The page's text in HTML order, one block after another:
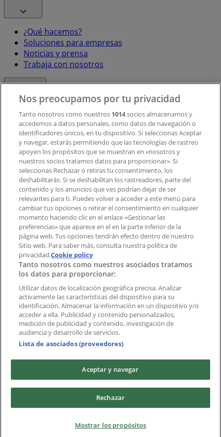
¿Qué hacemos?
Soluciones para empresas
Noticias y prensa
Trabaja con nosotros
Contacto comercial y de marketing
Tienda mal colocada en el mapa
Notificar un folleto
¿Encontraste un problema en la web o en la
aplicación?
Índices
Marcas
Marcas locales
Negocios
Negocios cercanos
Productos
Productos locales
Ciudades
Descargar la APP Tiendeo
Copyright © Tiendeo ® 2026 · Shopfully Marketing S.L.U. –
Términos y condicionesPolítica de privacidad
Nos preocupamos por tu privacidad
Tanto nosotros como nuestros 1014socios almacenamos y
accedemos a datos personales, como datos de navegación o
identificadores únicos, en tu dispositivo. Si seleccionas Aceptar
y navegar, estarás permitiendo que las tecnologías de rastreo
apoyen los propósitos que se muestran en «nosotros y
nuestros socios tratamos datos para proporcionar». Si
seleccionas Rechazar o retiras tu consentimiento, los
deshabilitarás. Si se deshabilitan los rastreadores, parte del
contenido y los anuncios que ves podrían dejar de ser
relevantes para ti. Puedes volver a acceder a este menú para
cambiar tus opciones o retirar el consentimiento en cualquier
momento haciendo clic en el enlace «Gestionar las
preferencias» que aparece en el en la parte inferior de la
página web. Tus opciones tendrán efecto dentro de nuestro
Sitio web. Para saber más, consulta nuestra política de
privacidad.Cookie policy
Tanto nosotros como nuestros asociados tratamos
los datos para proporcionar:
Utilizar datos de localización geográfica precisa. Analizar
activamente las características del dispositivo para su
identificación. Almacenar la información en un dispositivo y/o
acceder a ella. Publicidad y contenido personalizados,
medición de publicidad y contenido, investigación de
audiencia y desarrollo de servicios.
Lista de asociados (proveedores)
Aceptar y navegar
Rechazar
Mostrar los propósitos